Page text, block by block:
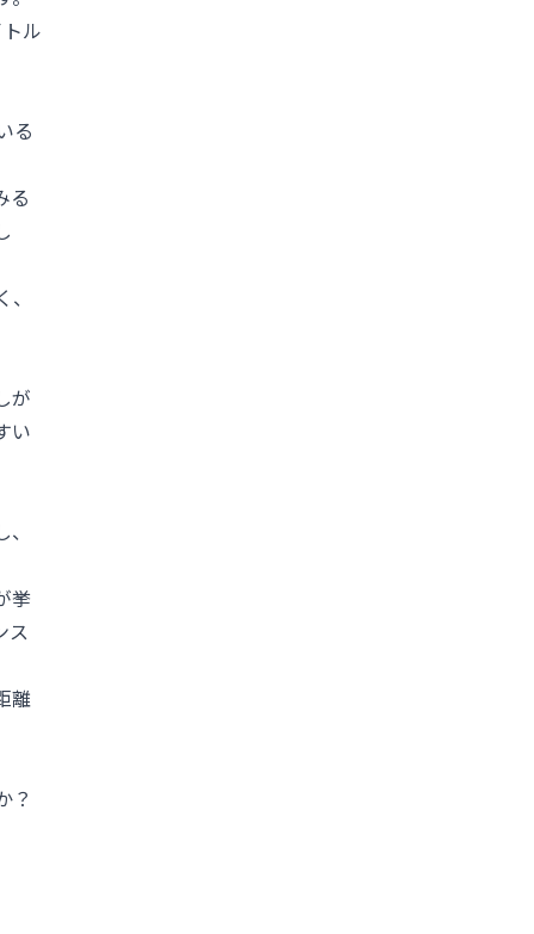
ル
る
る
が
い
挙
ス
離
？